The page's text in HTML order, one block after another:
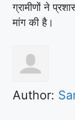
ग्रामीणों ने
मांग की है।
Author: